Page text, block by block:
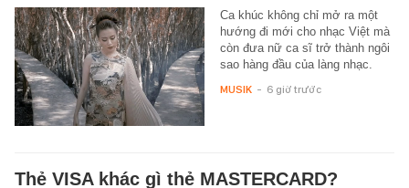
Ca khúc không chỉ mở ra một
hướng đi mới cho nhạc Việt mà
còn đưa nữ ca sĩ trở thành ngôi
sao hàng đầu của làng nhạc.
MUSIK - 6 giờ trước
Thẻ VISA khác gì thẻ MASTERCARD?